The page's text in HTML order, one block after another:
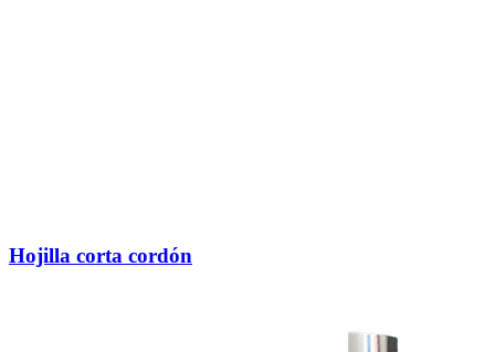
Hojilla corta cordón